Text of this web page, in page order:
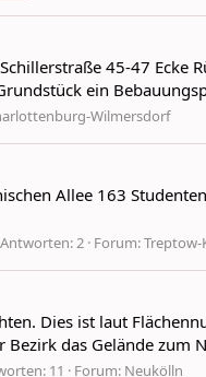
45-47
ein
Wilmersdorf
Allee 163
Antworten: 2 Forum:Treptow-
Dies ist laut
das Gelände zum
11 Forum: Neukölln